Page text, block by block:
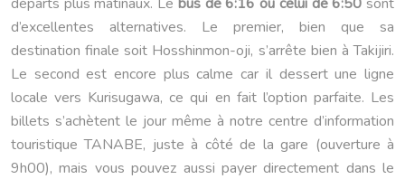
d’excellentes alternatives. Le premier, bien que sa
destination finale soit Hosshinmon-oji, s’arrête bien à Takijiri.
Le second est encore plus calme car il dessert une ligne
locale vers Kurisugawa, ce qui en fait l’option parfaite. Les
billets s’achètent le jour même à notre centre d’information
touristique TANABE, juste à côté de la gare (ouverture à
9h00), mais vous pouvez aussi payer directement dans le